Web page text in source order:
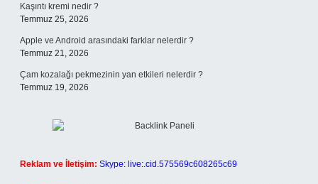
Kaşıntı kremi nedir ?
Temmuz 25, 2026
Apple ve Android arasındaki farklar nelerdir ?
Temmuz 21, 2026
Çam kozalağı pekmezinin yan etkileri nelerdir ?
Temmuz 19, 2026
Reklam ve İletişim: Skype: live:.cid.575569c608265c69